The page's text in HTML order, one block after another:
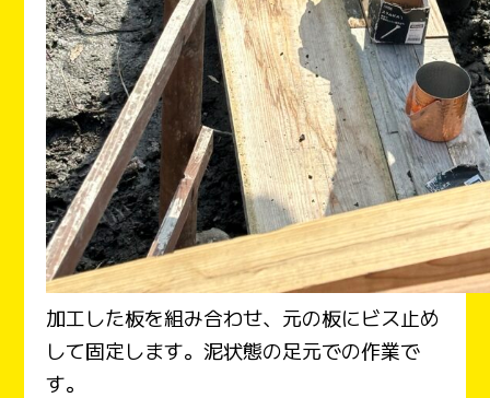
加工した板を組み合わせ、元の板にビス止め
して固定します。泥状態の足元での作業で
す。